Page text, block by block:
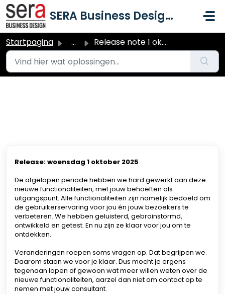
Doorgaan naar hoofdinhoud
SERA Business Design B.V.
Startpagina ... Release note 1 oktober 2025
Release: woensdag 1 oktober 2025
De afgelopen periode hebben we hard gewerkt aan deze
nieuwe functionaliteiten, met jouw behoeften als
uitgangspunt. Alle functionaliteiten zijn namelijk bedoeld om
de gebruikerservaring voor jou én jouw bezoekers te
verbeteren. We hebben geluisterd, gebrainstormd,
ontwikkeld en getest. En nu zijn ze klaar voor jou om te
ontdekken.
Veranderingen roepen soms vragen op. Dat begrijpen we.
Daarom staan we voor je klaar. Dus mocht je ergens
tegenaan lopen of gewoon wat meer willen weten over de
nieuwe functionaliteiten, aarzel dan niet om contact op te
nemen met jouw consultant.